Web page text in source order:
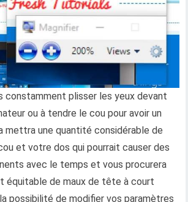
constamment plisser les yeux devant
ou à tendre le cou pour avoir un
mettra une quantité considérable de
et votre dos qui pourrait causer des
avec le temps et vous procurera
équitable de maux de tête à court
possibilité de modifier vos paramètres